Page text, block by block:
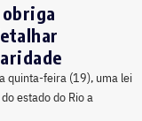
quinta-feira (19), uma lei
estado do Rio a